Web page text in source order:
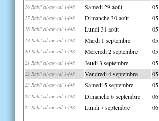
16 Rabi' al-awwal 1448 Samedi 29 août
17 Rabi' al-awwal 1448 Dimanche 30 août
18 Rabi' al-awwal 1448 Lundi 31 août
19 Rabi' al-awwal 1448 Mardi 1 septembre
20 Rabi' al-awwal 1448 Mercredi 2 septembre
21 Rabi' al-awwal 1448 Jeudi 3 septembre
22 Rabi' al-awwal 1448 Vendredi 4 septembre
23 Rabi' al-awwal 1448 Samedi 5 septembre
24 Rabi' al-awwal 1448 Dimanche 6 septembre
25 Rabi' al-awwal 1448 Lundi 7 septembre